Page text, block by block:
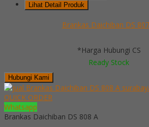
Lihat Detail Produk
Brankas Daichiban DS
*Harga Hubungi CS
Ready Stock
Hubungi Kami
QUICK ORDER
Whatsapp
Brankas Daichiban DS 808 A